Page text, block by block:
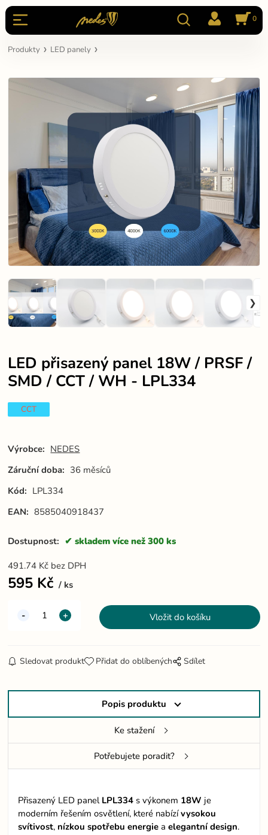
0
Produkty LED panely
LED přisazený panel 18W / PRSF /
SMD / CCT / WH - LPL334
CCT
Výrobce: NEDES
Záruční doba: 36 měsíců
Kód: LPL334
EAN: 8585040918437
Dostupnost: skladem více než 300 ks
491.74 Kč bez DPH
595 Kč ks
Sledovat produkt Přidat do oblíbených Sdílet
Popis produktu
Ke stažení
Potřebujete poradit?
Přisazený LED panel LPL334 s výkonem 18W je
moderním řešením osvětlení, které nabízívysokou
svítivost, nízkou spotřebu energie aelegantní design.